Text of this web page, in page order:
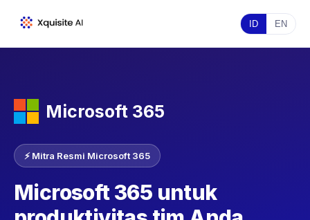
ID EN
Microsoft 365
⚡ Mitra Resmi Microsoft 365
Microsoft 365 untuk